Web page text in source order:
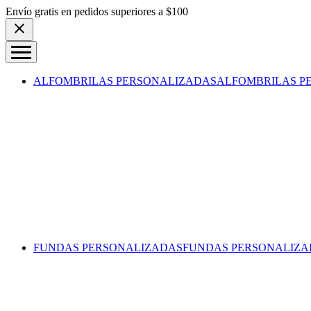
Skip to content
Envío gratis en pedidos superiores a $100
ALFOMBRILAS PERSONALIZADASALFOMBRILAS
FUNDAS PERSONALIZADASFUNDAS